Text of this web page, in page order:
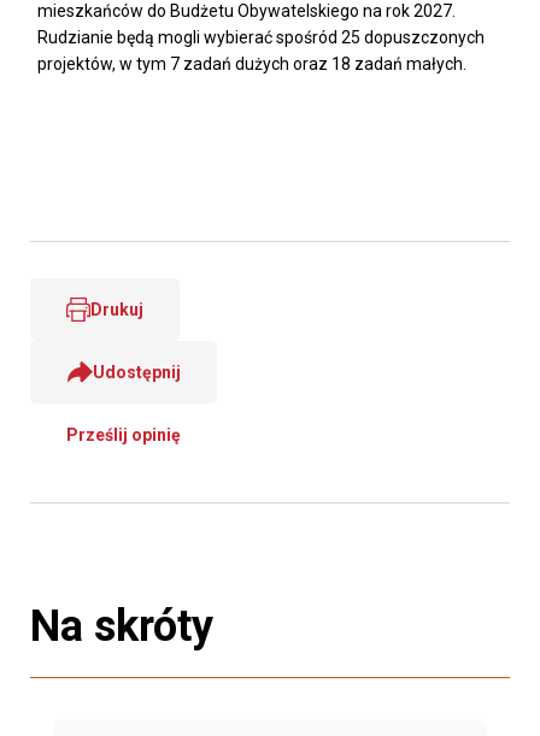
mieszkańców do Budżetu Obywatelskiego na rok 2027.
Rudzianie będą mogli wybierać spośród 25 dopuszczonych
projektów, w tym 7 zadań dużych oraz 18 zadań małych.
Drukuj
Udostępnij
Prześlij opinię
Na skróty